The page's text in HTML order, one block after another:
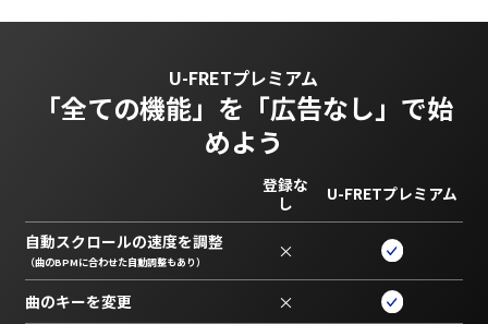
U-FRETプレミアム
「全ての機能」を 「広告なし」で始
めよう
登録な
し
U-FRETプレミアム
自動スクロールの速度を調整
（曲のBPMに合わせた自動調整もあり） ×
曲のキーを変更 ×